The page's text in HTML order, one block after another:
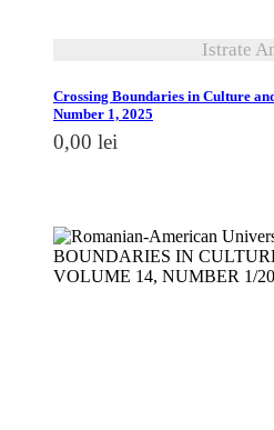
Istrate
Crossing Boundaries in Culture
Number 1, 2025
0,00 lei